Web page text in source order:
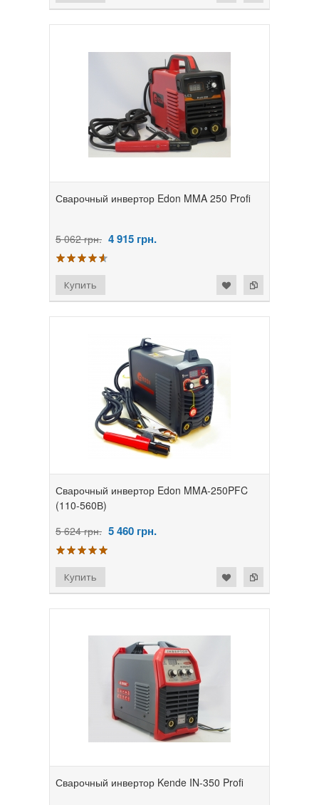
Сварочный инвертор Edon MMA 250 Profi
5 062 грн. 4 915 грн.
Сварочный инвертор Edon MMA-250PFC
(110-560В)
5 624 грн. 5 460 грн.
Сварочный инвертор Kende IN-350 Profi